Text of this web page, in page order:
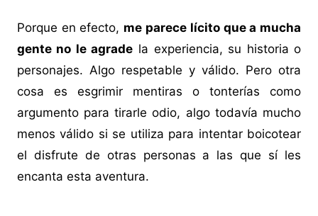
Porque en efecto, me parece lícito que a mucha
gente no le agrade la experiencia, su historia o
personajes. Algo respetable y válido. Pero otra
cosa es esgrimir mentiras o tonterías como
argumento para tirarle odio, algo todavía mucho
menos válido si se utiliza para intentar boicotear
el disfrute de otras personas a las que sí les
encanta esta aventura.